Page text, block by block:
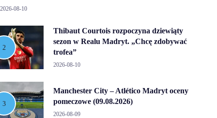
2026-08-10
Thibaut Courtois rozpoczyna dziewiąty
sezon w Realu Madryt. „Chcę zdobywać
trofea”
2026-08-10
Manchester City – Atlético Madryt oceny
pomeczowe (09.08.2026)
2026-08-09